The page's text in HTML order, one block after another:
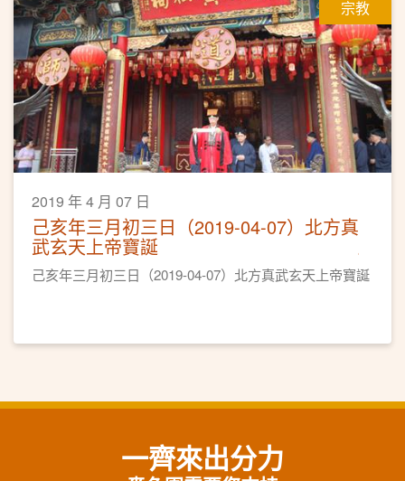
宗教
2019 年 4 月 07 日
己亥年三月初三日（2019-04-07）北方真
武玄天上帝寶誕
己亥年三月初三日（2019-04-07）北方真武玄天上帝寶誕
一齊來出分力